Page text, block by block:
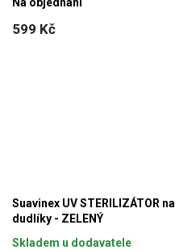
599 Kč
Suavinex UV STERILIZÁTOR na
dudlíky - ZELENÝ
Skladem u dodavatele